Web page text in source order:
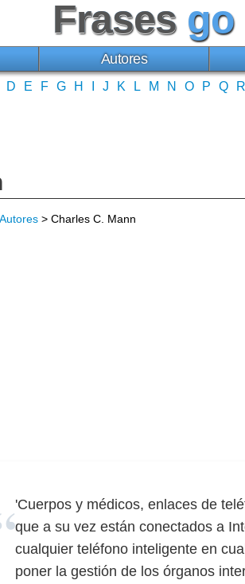
Frases go
Autores
D E F G H J K L M N O P Q R
Autores > Charles C. Mann
'Cuerpos y médicos, enlaces de
que a su vez están conectados a
cualquier teléfono inteligente en
poner la gestión de los órganos